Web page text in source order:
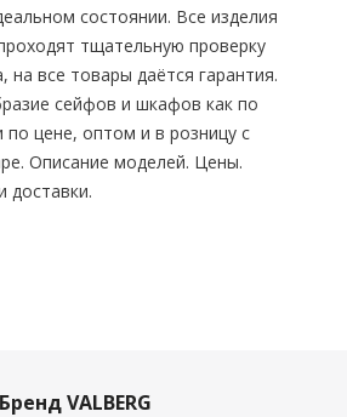
состоянии. Все изделия
тщательную проверку
на все товары даётся гарантия.
сейфов и шкафов как по
по цене, оптом и в розницу с
Описание моделей. Цены.
доставки.
Бренд VALBERG